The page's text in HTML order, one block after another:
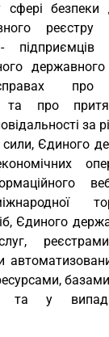
сфері безпеки
реєстру
підприємців
державного
про
та про
за
сили, Єдиного
Єдиного
та у